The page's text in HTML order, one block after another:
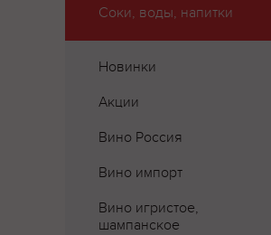
Соки, воды, напитки
Новинки
Акции
Вино Россия
Вино импорт
Вино игристое,
шампанское